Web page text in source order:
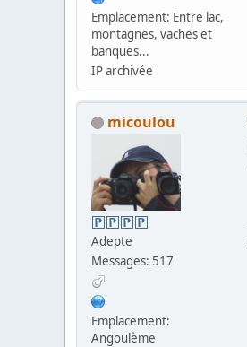
Emplacement: Entre lac,
montagnes, vaches et
banques...
IP archivée
micoulou
Adepte
Messages: 517
Emplacement:
Angoulème